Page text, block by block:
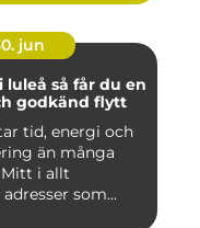
jun
får du en
godkänd flytt
tid, energi och
än många
i allt
som...